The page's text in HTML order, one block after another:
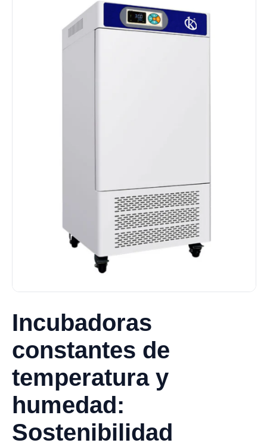
Incubadoras
constantes de
temperatura y
humedad:
Sostenibilidad